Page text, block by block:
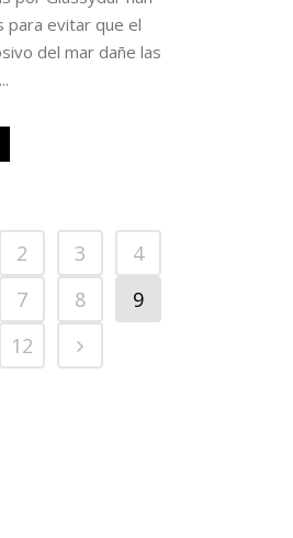
para evitar que el
del mar dañe las
2 3
4
7 8
9
12